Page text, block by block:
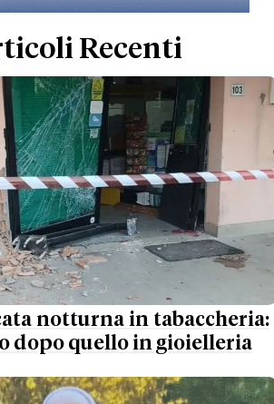
Recenti
notturna in tabaccheria:
dopo quello in gioielleria